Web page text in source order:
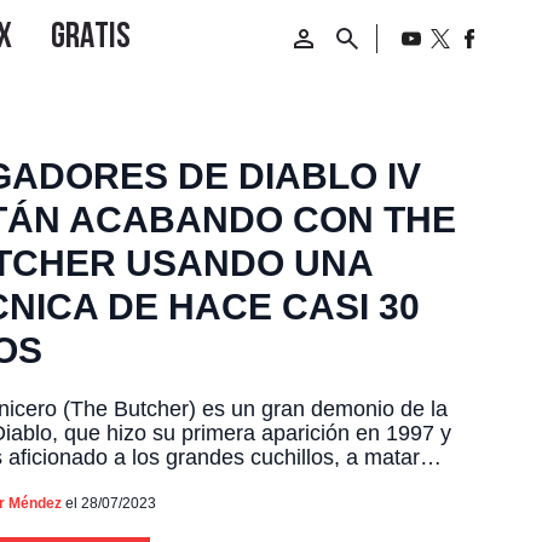
DE DIABLO IV
ACABANDO CON THE
USANDO UNA
DE HACE CASI 30
(The Butcher) es un gran demonio de la
que hizo su primera aparición en 1997 y
aficionado a los grandes cuchillos, a matar
aparece mientras los jugadores recorren las
Méndez el 28/07/2023